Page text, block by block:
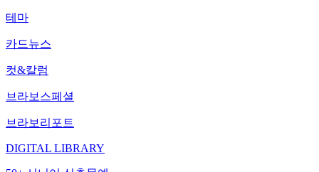
테마
카드뉴스
컷&칼럼
브라보스페셜
브라보리포트
DIGITAL LIBRARY